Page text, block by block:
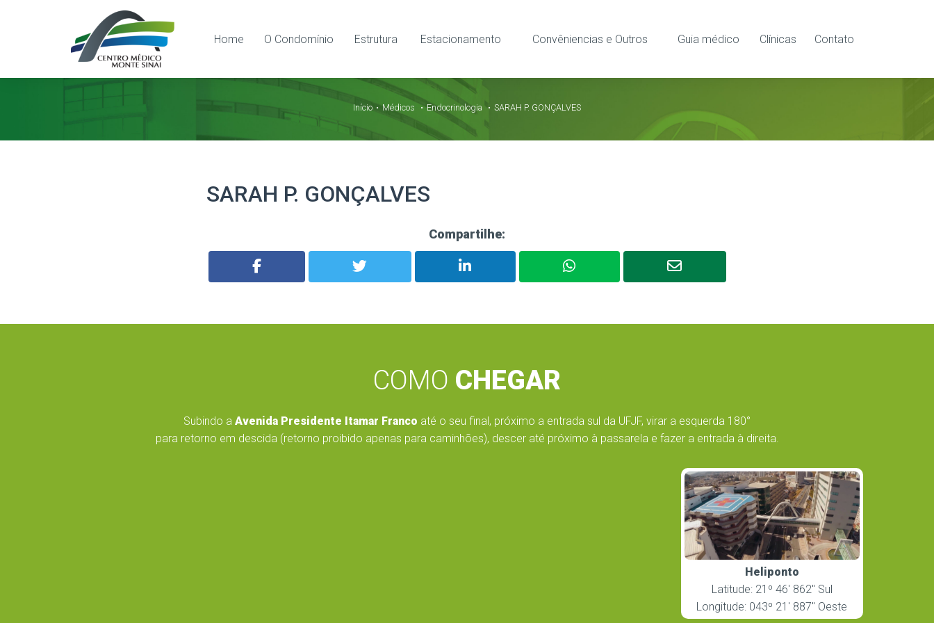
Home O Condomínio Estrutura Estacionamento Convêniencias e Outros Guia médico Clínicas Contato
Início Médicos Endocrinologia SARAH P. GONÇALVES
SARAH P. GONÇALVES
Compartilhe:
COMO CHEGAR
Subindo a Avenida Presidente Itamar Franco até o seu final, próximo a entrada sul da UFJF, virar a esquerda 180°
para retorno em descida (retorno proibido apenas para caminhões), descer até próximo à passarela e fazer a entrada à direita.
Heliponto
Latitude: 21º 46′ 862″ Sul
Longitude: 043º 21′ 887″ Oeste